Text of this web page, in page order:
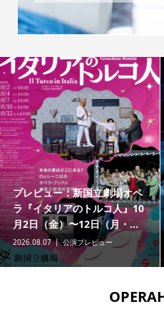
プレビュー：新国立劇場オペ
ラ『イタリアのトルコ人』10
月2日（金）〜12日（月・...
2026.08.07 公演プレビュー